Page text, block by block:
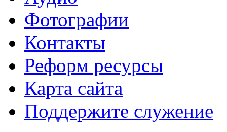
Фотографии
Контакты
Реформ ресурсы
Карта сайта
Поддержите служение